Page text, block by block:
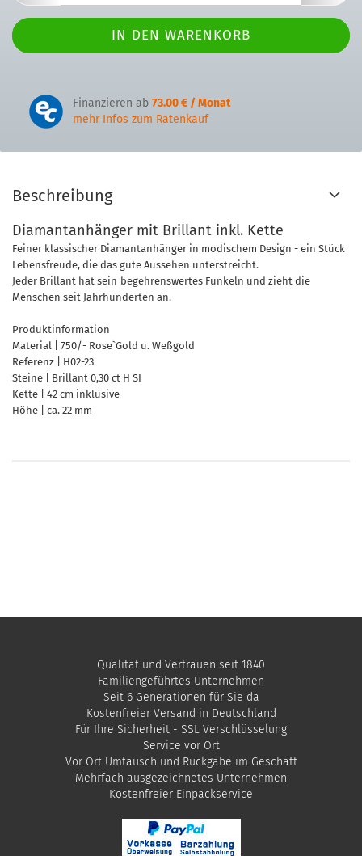
Finanzieren ab 73.00 € / Monat
mehr Infos zum Ratenkauf
Beschreibung
Diamantanhänger mit Brillant inkl. Kette
Feiner klassischer Diamantanhänger in modischem Design - ein Stück
Lebensfreude, die das gute Aussehen unterstreicht.
Jeder Brillant hat sein begehrenswertes Funkeln und zieht die
Menschen seit Jahrhunderten an.
Produktinformation
Material | 750/- Rose`Gold u. Weßgold
Referenz | H02-23
Steine | Brillant 0,30 ct H SI
Kette | 42 cm inklusive
Höhe | ca. 22 mm
Qualität und Vertrauen seit 1840
Familiengeführtes Unternehmen
Seit 6 Generationen für Sie da
Kostenfreier Versand in Deutschland
Für Ihre Sicherheit - SSL Verschlüsselung
Service vor Ort
Vor Ort Umtausch und Rückgabe im Geschäft
Mehrfach ausgezeichnetes Unternehmen
​Kostenfreier Einpackservice